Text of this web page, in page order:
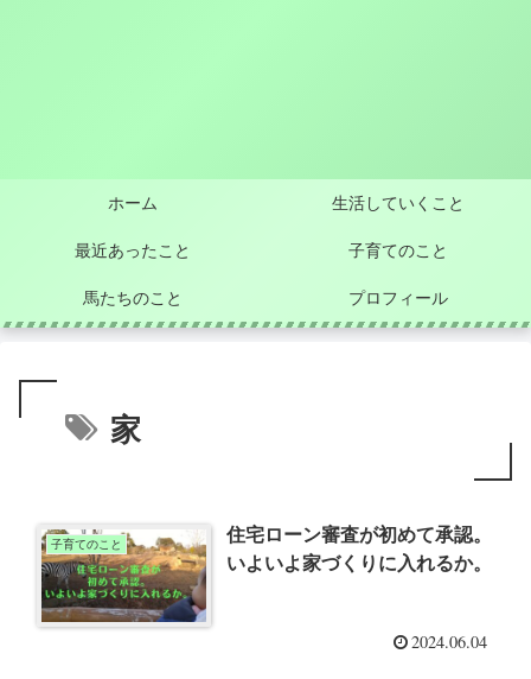
ホーム 生活していくこと
最近あったこと 子育てのこと
馬たちのこと プロフィール
家
子育てのこと
住宅ローン審査が初めて承認。
いよいよ家づくりに入れるか。
2024.06.04